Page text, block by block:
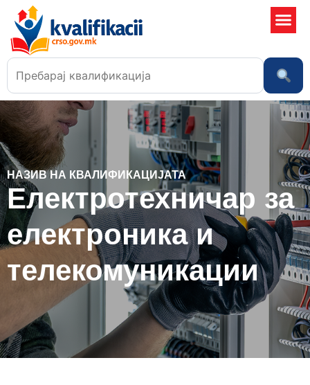
НАЗИВ НА КВАЛИФИКАЦИЈАТА
Електротехничар за
електроника и
телекомуникации